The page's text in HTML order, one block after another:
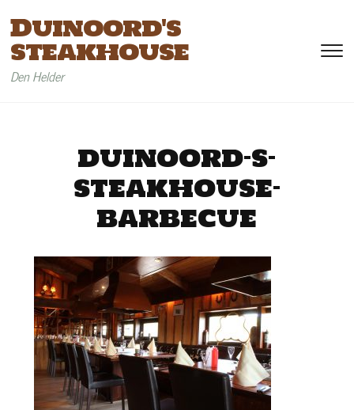
Duinoord's
steakhouse
Den Helder
duinoord-s-
steakhouse-
barbecue